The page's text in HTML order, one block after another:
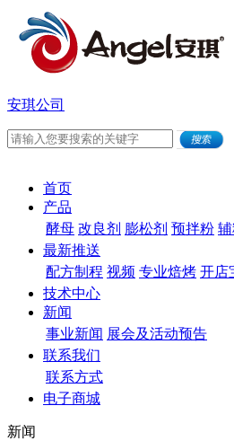
安琪公司
首页
产品
酵母 改良剂 膨松剂 预拌粉
最新推送
配方制程 视频 专业焙烤 开店
技术中心
新闻
事业新闻 展会及活动预告
联系我们
联系方式
电子商城
新闻